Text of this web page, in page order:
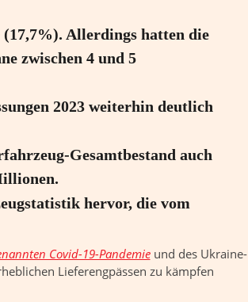
Allerdings hatten die
zwischen 4 und 5
2023 weiterhin deutlich
Gesamtbestand auch
hervor, die vom
Covid-19-Pandemieund des Ukraine-
Lieferengpässen zu kämpfen